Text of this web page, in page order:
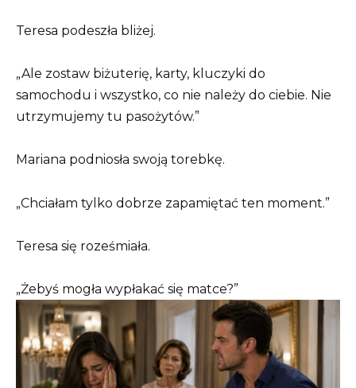
Teresa podeszła bliżej.
„Ale zostaw biżuterię, karty, kluczyki do
samochodu i wszystko, co nie należy do ciebie. Nie
utrzymujemy tu pasożytów.”
Mariana podniosła swoją torebkę.
„Chciałam tylko dobrze zapamiętać ten moment.”
Teresa się roześmiała.
„Żebyś mogła wypłakać się matce?”